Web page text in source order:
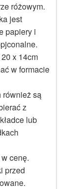
różowym.
jest
papiery i
x 14cm
w formacie
również są
z
lub
cenę.
przed